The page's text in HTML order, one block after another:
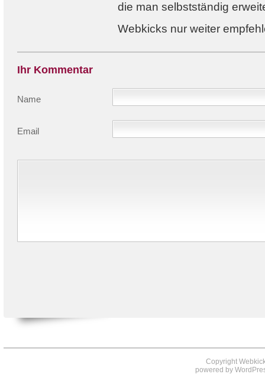
die man selbstständig
Webkicks nur weiter
Ihr Kommentar
Name
Email
Copyright
powered by